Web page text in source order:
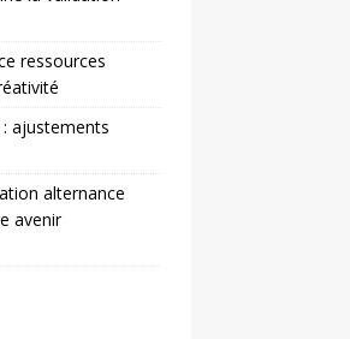
ressources
: ajustements
alternance
avenir